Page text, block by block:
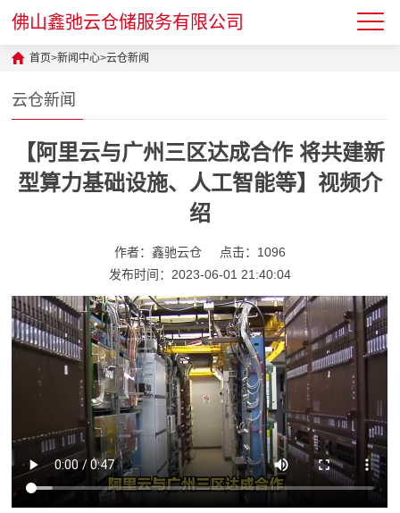
佛山鑫弛云仓储服务有限公司
首页>新闻中心>云仓新闻
云仓新闻
【阿里云与广州三区达成合作 将共建新
型算力基础设施、人工智能等】视频介
绍
作者：鑫驰云仓
点击：1096
发布时间：2023-06-01 21:40:04